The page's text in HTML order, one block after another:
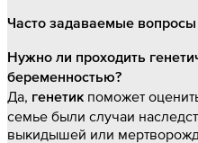
Часто задаваемые вопросы
Нужно ли проходить
беременностью?
Да, генетик поможет
семье были случаи
выкидышей или